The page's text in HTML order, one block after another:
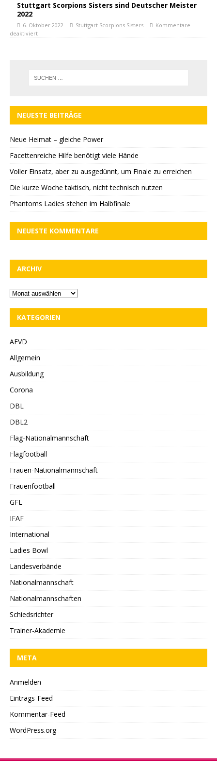
Stuttgart Scorpions Sisters sind Deutscher Meister
2022
6. Oktober 2022 Stuttgart Scorpions Sisters
Kommentare
deaktiviert
NEUESTE BEITRÄGE
Neue Heimat – gleiche Power
Facettenreiche Hilfe benötigt viele Hände
Voller Einsatz, aber zu ausgedünnt, um Finale zu erreichen
Die kurze Woche taktisch, nicht technisch nutzen
Phantoms Ladies stehen im Halbfinale
NEUESTE KOMMENTARE
ARCHIV
KATEGORIEN
AFVD
Allgemein
Ausbildung
Corona
DBL
DBL2
Flag-Nationalmannschaft
Flagfootball
Frauen-Nationalmannschaft
Frauenfootball
GFL
IFAF
International
Ladies Bowl
Landesverbände
Nationalmannschaft
Nationalmannschaften
Schiedsrichter
Trainer-Akademie
META
Anmelden
Eintrags-Feed
Kommentar-Feed
WordPress.org